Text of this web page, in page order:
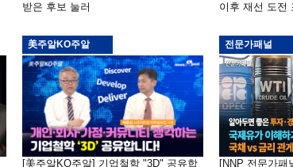
받은 후보 눌러
이후 재선 도전
美주알KO주알
[美주알KO주알] 기업철학 "3D" 공유합
전문가패널
[NNP 전문가패